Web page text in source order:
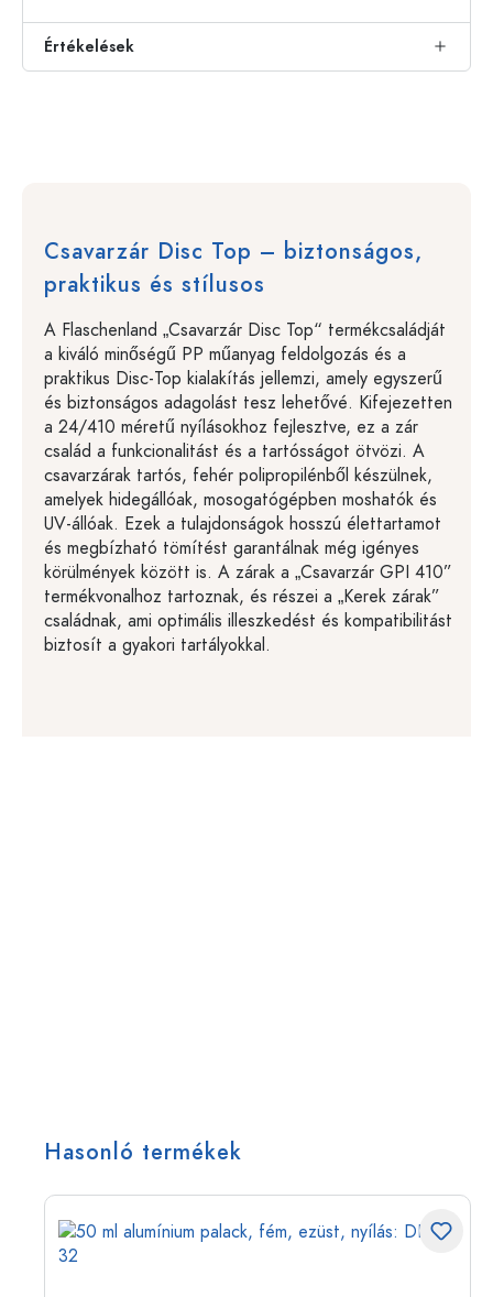
Értékelések
Csavarzár Disc Top – biztonságos,
praktikus és stílusos
A Flaschenland „Csavarzár Disc Top“ termékcsaládját
a kiváló minőségű PP műanyag feldolgozás és a
praktikus Disc-Top kialakítás jellemzi, amely egyszerű
és biztonságos adagolást tesz lehetővé. Kifejezetten
a 24/410 méretű nyílásokhoz fejlesztve, ez a zár
család a funkcionalitást és a tartósságot ötvözi. A
csavarzárak tartós, fehér polipropilénből készülnek,
amelyek hidegállóak, mosogatógépben moshatók és
UV-állóak. Ezek a tulajdonságok hosszú élettartamot
és megbízható tömítést garantálnak még igényes
körülmények között is. A zárak a „Csavarzár GPI 410”
termékvonalhoz tartoznak, és részei a „Kerek zárak”
családnak, ami optimális illeszkedést és kompatibilitást
biztosít a gyakori tartályokkal.
Hasonló termékek